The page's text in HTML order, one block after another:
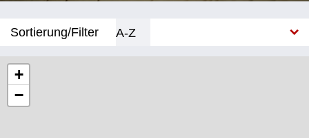
Sortierung/Filter
A-Z
+
−